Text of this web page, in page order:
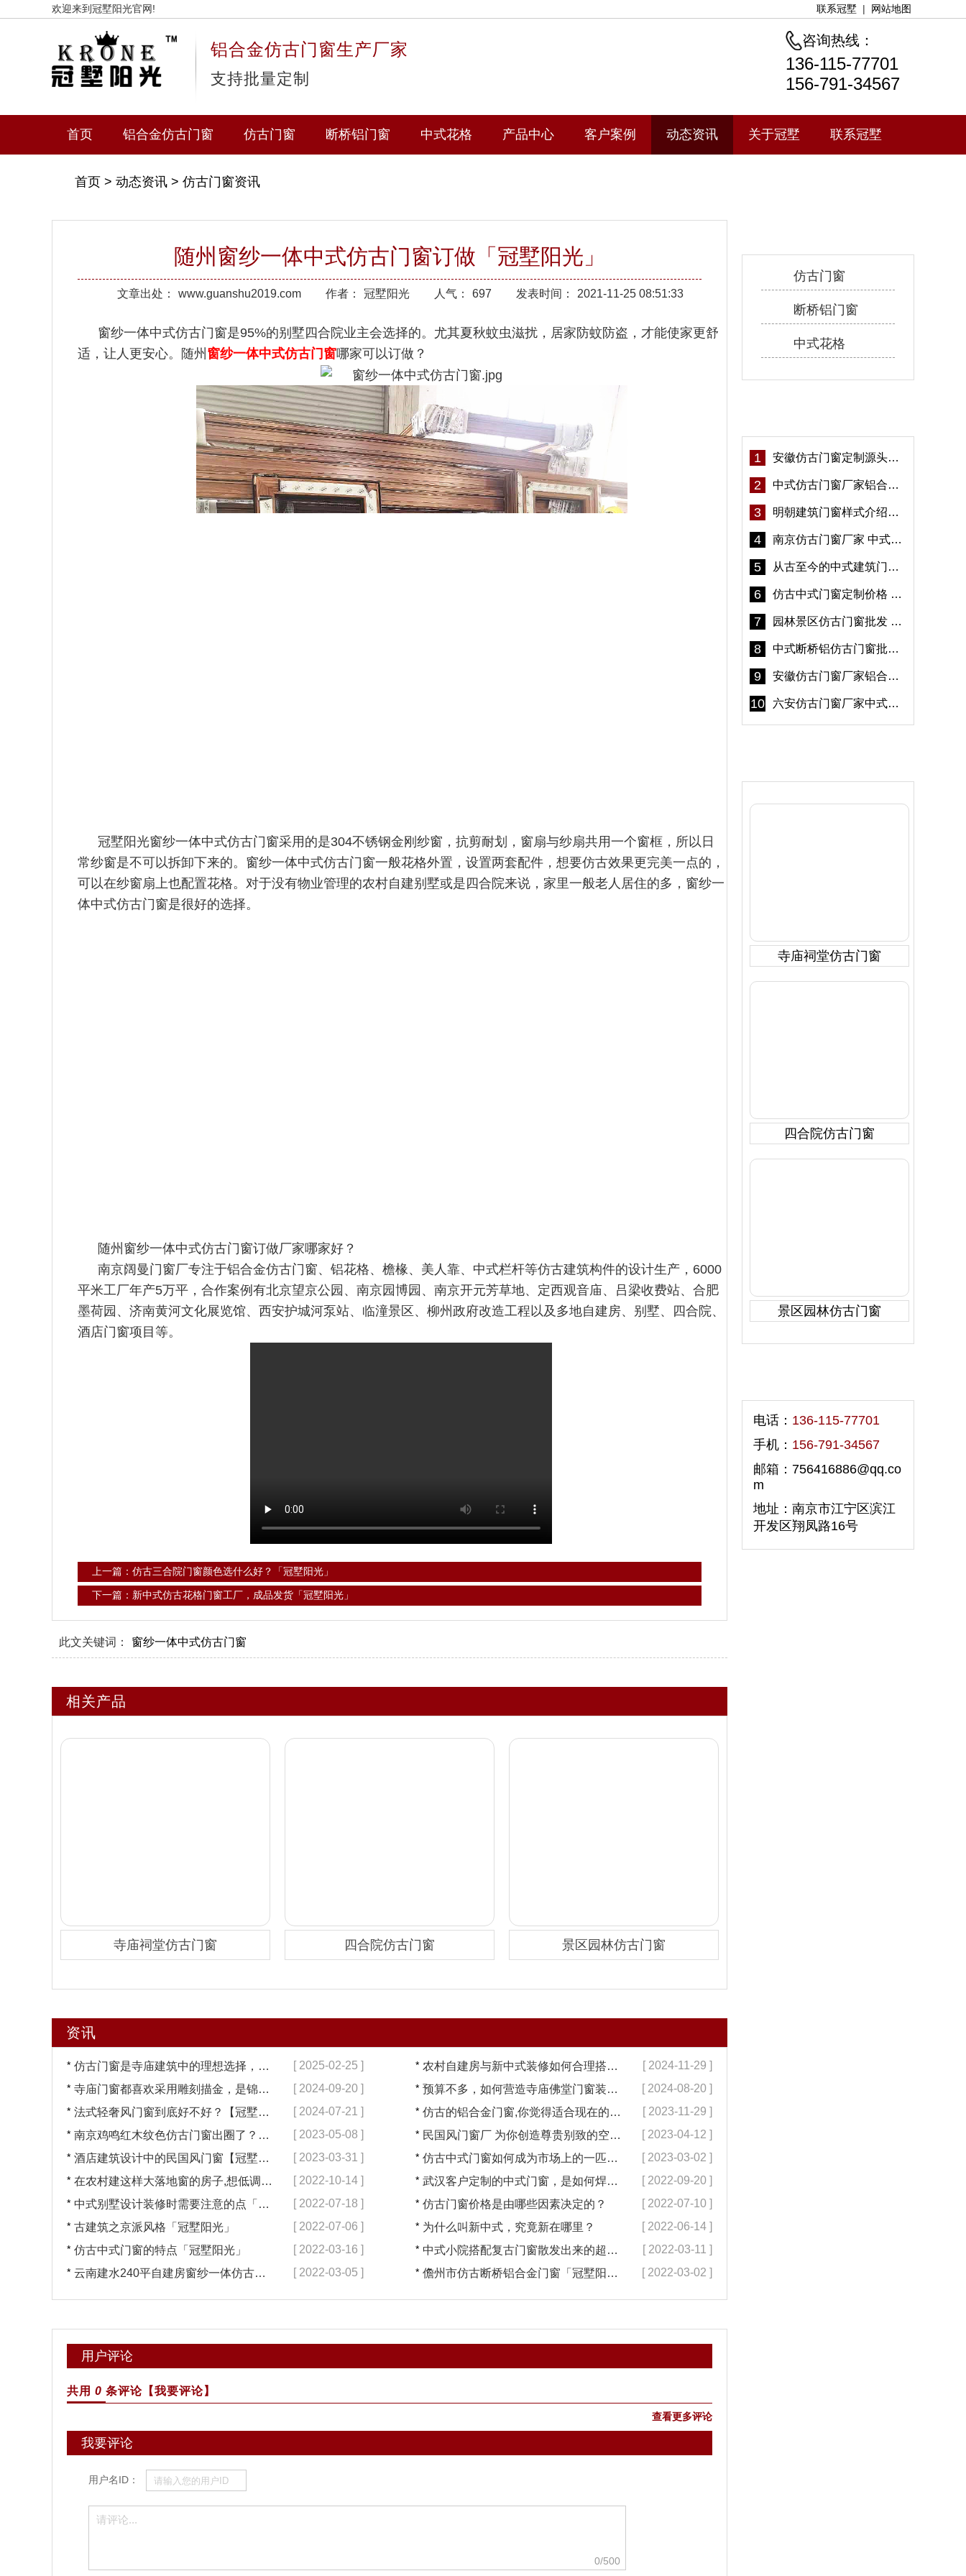
欢迎来到冠墅阳光官网! 联系冠墅 | 网站地图
铝合金仿古门窗生产厂家
支持批量定制
咨询热线：
136-115-77701
156-791-34567
首页 铝合金仿古门窗 仿古门窗 断桥铝门窗 中式花格 产品中心 客户案例 动态资讯 关于冠墅 联系冠墅
首页 > 动态资讯 > 仿古门窗资讯
随州窗纱一体中式仿古门窗订做「冠墅阳光」
文章出处： www.guanshu2019.com 作者： 冠墅阳光 人气： 697 发表时间： 2021-11-25 08:51:33
窗纱一体中式仿古门窗是95%的别墅四合院业主会选择的。尤其夏秋蚊虫滋扰，居家防蚊防盗，才能使家更舒
适，让人更安心。随州 窗纱一体中式仿古门窗哪家可以订做？
冠墅阳光窗纱一体中式仿古门窗采用的是304不锈钢金刚纱窗，抗剪耐划，窗扇与纱扇共用一个窗框，所以日
常纱窗是不可以拆卸下来的。窗纱一体中式仿古门窗一般花格外置，设置两套配件，想要仿古效果更完美一点的，
可以在纱窗扇上也配置花格。对于没有物业管理的农村自建别墅或是四合院来说，家里一般老人居住的多，窗纱一
体中式仿古门窗是很好的选择。
随州窗纱一体中式仿古门窗订做厂家哪家好？
南京阔曼门窗厂专注于铝合金仿古门窗、铝花格、檐椽、美人靠、中式栏杆等仿古建筑构件的设计生产，6000
平米工厂年产5万平，合作案例有北京望京公园、南京园博园、南京开元芳草地、定西观音庙、吕梁收费站、合肥
墨荷园、济南黄河文化展览馆、西安护城河泵站、临潼景区、柳州政府改造工程以及多地自建房、别墅、四合院、
酒店门窗项目等。
上一篇：仿古三合院门窗颜色选什么好？「冠墅阳光」
下一篇：新中式仿古花格门窗工厂，成品发货「冠墅阳光」
此文关键词： 窗纱一体中式仿古门窗
相关产品
寺庙祠堂仿古门窗 四合院仿古门窗 景区园林仿古门窗
资讯
* 仿古门窗是寺庙建筑中的理想选择，换一次用终生【冠墅阳光】 [ 2025-02-25 ] * 农村自建房与新中式装修如何合理搭配【冠墅阳光】 [ 2024-11-29 ]
* 寺庙门窗都喜欢采用雕刻描金，是锦上添花吗？【冠墅阳光】 [ 2024-09-20 ] * 预算不多，如何营造寺庙佛堂门窗装修【冠墅阳光】 [ 2024-08-20 ]
* 法式轻奢风门窗到底好不好？【冠墅阳光】 [ 2024-07-21 ] * 仿古的铝合金门窗,你觉得适合现在的装修吗?【冠墅阳光】 [ 2023-11-29 ]
* 南京鸡鸣红木纹色仿古门窗出圈了？【冠墅阳光】 [ 2023-05-08 ] * 民国风门窗厂 为你创造尊贵别致的空间【冠墅阳光】 [ 2023-04-12 ]
* 酒店建筑设计中的民国风门窗【冠墅阳光】 [ 2023-03-31 ] * 仿古中式门窗如何成为市场上的一匹黑马【冠墅阳光】 [ 2023-03-02 ]
* 在农村建这样大落地窗的房子,想低调都难吧【冠墅阳光】 [ 2022-10-14 ] * 武汉客户定制的中式门窗，是如何焊接的呢？ [ 2022-09-20 ]
* 中式别墅设计装修时需要注意的点「冠墅阳光」 [ 2022-07-18 ] * 仿古门窗价格是由哪些因素决定的？ [ 2022-07-10 ]
* 古建筑之京派风格「冠墅阳光」 [ 2022-07-06 ] * 为什么叫新中式，究竟新在哪里？ [ 2022-06-14 ]
* 仿古中式门窗的特点「冠墅阳光」 [ 2022-03-16 ] * 中式小院搭配复古门窗散发出来的超凡气质 「冠墅阳光」 [ 2022-03-11 ]
* 云南建水240平自建房窗纱一体仿古门窗完工「冠墅阳光」 [ 2022-03-05 ] * 儋州市仿古断桥铝合金门窗「冠墅阳光」 [ 2022-03-02 ]
用户评论
共用 0 条评论 【我要评论】
查看更多评论
我要评论
用户名ID：
0/500
仿古门窗
断桥铝门窗
中式花格
1 安徽仿古门窗定制源头厂家 好打理免维护-冠墅阳光
2 中式仿古门窗厂家铝合金仿古门窗定制 5年质保
3 明朝建筑门窗样式介绍——冠墅阳光
4 南京仿古门窗厂家 中式仿古门窗定制 节能防水
5 从古至今的中式建筑门窗到底有多美「冠墅阳光」
6 仿古中式门窗定制价格 铝合金仿古门窗报价
7 园林景区仿古门窗批发 铝合金仿古门窗采购-冠墅阳光
8 中式断桥铝仿古门窗批发 冠墅阳光仿古门窗 6000平米实体工厂
9 安徽仿古门窗厂家铝合金仿古门窗批发 免费设计出货快
10 六安仿古门窗厂家中式仿古门窗制作 6000平米源头厂家
寺庙祠堂仿古门窗
四合院仿古门窗
景区园林仿古门窗
电话： 136-115-77701
手机： 156-791-34567
邮箱：756416886@qq.co
m
地址：南京市江宁区滨江
开发区翔凤路16号